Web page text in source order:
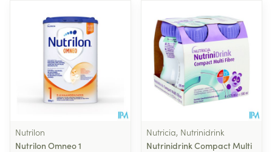
Nutrilon
Nutrilon Omneo 1
Nutricia, Nutrinidrink
Nutrinidrink Compact Multi